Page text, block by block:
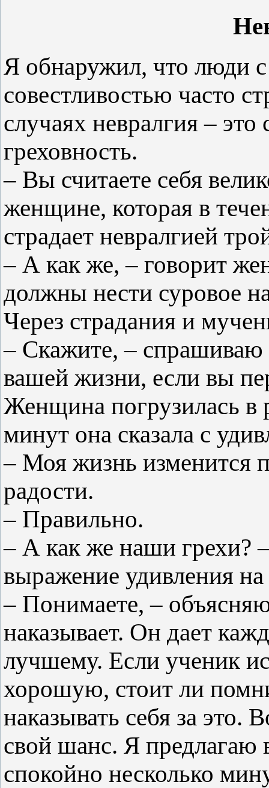
Я обнаружил, что люди
совестливостью часто
случаях невралгия – это
греховность.
– Вы считаете себя
женщине, которая в
страдает невралгией
– А как же, – говорит
должны нести суровое
Через страдания и
– Скажите, – спрашиваю
вашей жизни, если вы
Женщина погрузилась в
минут она сказала с
– Моя жизнь изменится
радости.
– Правильно.
– А как же наши грехи?
выражение удивления на
– Понимаете, –
наказывает. Он дает
лучшему. Если ученик
хорошую, стоит ли
наказывать себя за это.
свой шанс. Я предлагаю
спокойно несколько